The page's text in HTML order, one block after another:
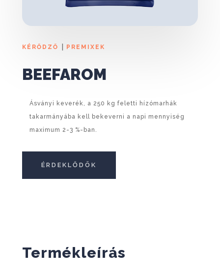
KÉRŐDZŐ | PREMIXEK
BEEFAROM
Ásványi keverék, a 250 kg feletti hízómarhák
takarmányába kell bekeverni a napi mennyiség
maximum 2-3 %-ban.
ÉRDEKLŐDÖK
Termékleírás